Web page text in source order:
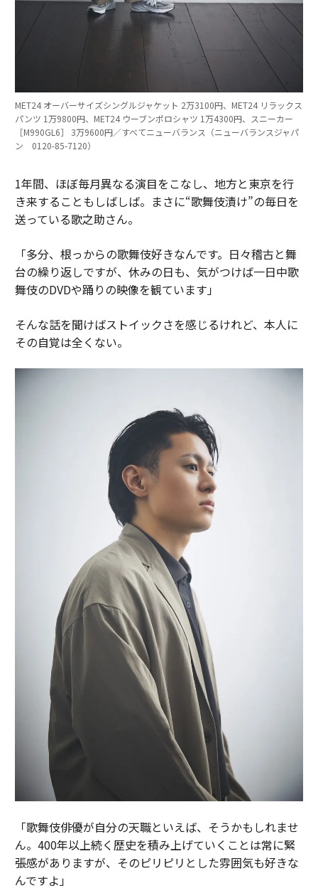
MET24 オーバーサイズシングルジャケット 2万3100円、MET24 リラックス
パンツ 1万9800円、MET24 ウーブンポロシャツ 1万4300円、スニーカー
［M990GL6］ 3万9600円／すべてニューバランス（ニューバランスジャパ
ン 0120-85-7120）
1年間、ほぼ毎月異なる演目をこなし、地方と東京を行
き来することもしばしば。まさに“歌舞伎漬け”の毎日を
送っている歌之助さん。
「多分、根っからの歌舞伎好きなんです。日々稽古と舞
台の繰り返しですが、休みの日も、気がつけば一日中歌
舞伎のDVDや踊りの映像を観ています」
そんな話を聞けばストイックさを感じるけれど、本人に
その自覚は全くない。
「歌舞伎俳優が自分の天職といえば、そうかもしれませ
ん。400年以上続く歴史を積み上げていくことは常に緊
張感がありますが、そのピリピリとした雰囲気も好きな
んですよ」